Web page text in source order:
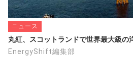
ニュース
丸紅、スコットランドで世界最大級の
EnergyShift編集部